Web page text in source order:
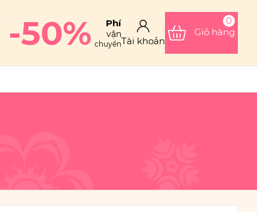
-50% Phí
vận
chuyểnTài khoản
0
Giỏ hàng